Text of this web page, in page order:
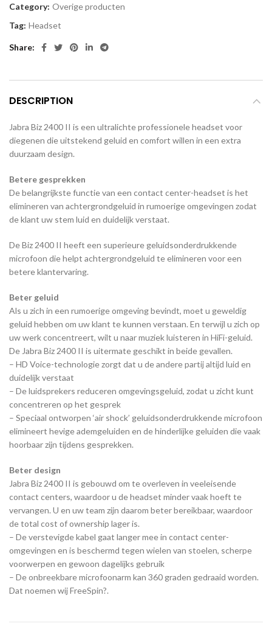
Category: Overige producten
Tag: Headset
Share
DESCRIPTION
Jabra Biz 2400 II is een ultralichte professionele headset voor
diegenen die uitstekend geluid en comfort willen in een extra
duurzaam design.
Betere gesprekken
De belangrijkste functie van een contact center-headset is het
elimineren van achtergrondgeluid in rumoerige omgevingen zodat
de klant uw stem luid en duidelijk verstaat.
De Biz 2400 II heeft een superieure geluidsonderdrukkende
microfoon die helpt achtergrondgeluid te elimineren voor een
betere klantervaring.
Beter geluid
Als u zich in een rumoerige omgeving bevindt, moet u geweldig
geluid hebben om uw klant te kunnen verstaan. En terwijl u zich op
uw werk concentreert, wilt u naar muziek luisteren in HiFi-geluid.
De Jabra Biz 2400 II is uitermate geschikt in beide gevallen.
– HD Voice-technologie zorgt dat u de andere partij altijd luid en
duidelijk verstaat
– De luidsprekers reduceren omgevingsgeluid, zodat u zicht kunt
concentreren op het gesprek
– Speciaal ontworpen ‘air shock’ geluidsonderdrukkende microfoon
elimineert hevige ademgeluiden en de hinderlijke geluiden die vaak
hoorbaar zijn tijdens gesprekken.
Beter design
Jabra Biz 2400 II is gebouwd om te overleven in veeleisende
contact centers, waardoor u de headset minder vaak hoeft te
vervangen. U en uw team zijn daarom beter bereikbaar, waardoor
de total cost of ownership lager is.
– De verstevigde kabel gaat langer mee in contact center-
omgevingen en is beschermd tegen wielen van stoelen, scherpe
voorwerpen en gewoon dagelijks gebruik
– De onbreekbare microfoonarm kan 360 graden gedraaid worden.
Dat noemen wij FreeSpin?.